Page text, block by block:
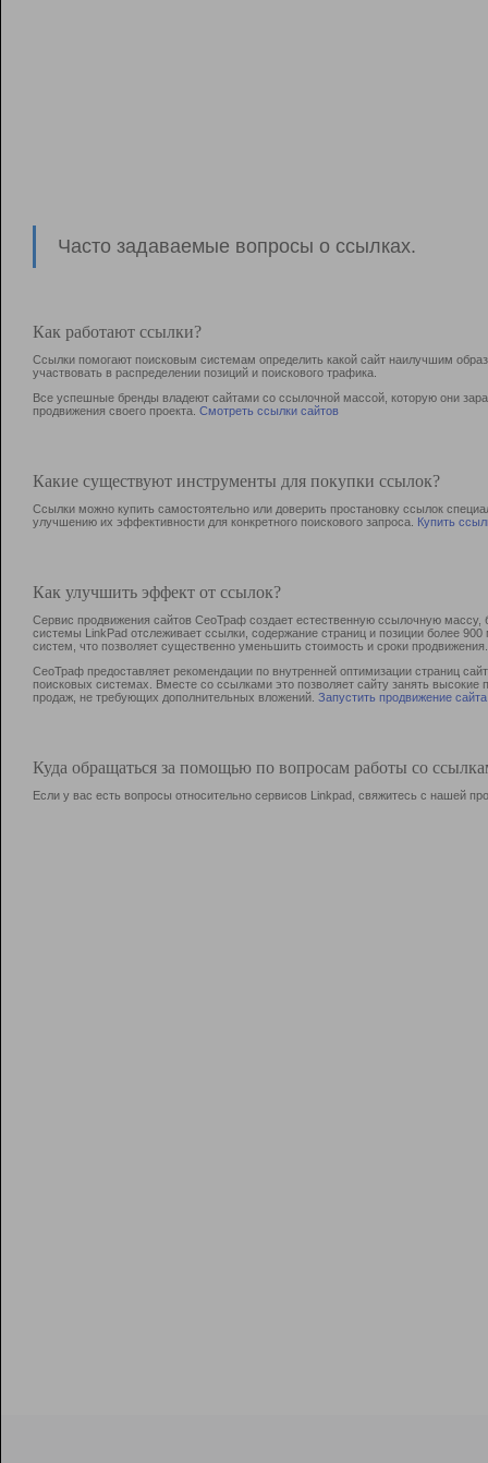
Часто задаваемые вопросы о ссылках.
Как работают ссылки?
Ссылки помогают поисковым системам определить какой сайт наилучшим
участвовать в раcпределении позиций и поискового трафика.
Все успешные бренды владеют сайтами со ссылочной массой, которую они
продвижения своего проекта. Смотреть ссылки сайтов
Какие существуют инструменты для покупки ссылок?
Ссылки можно купить самостоятельно или доверить простановку ссылок
улучшению их эффективности для конкретного поискового запроса. Купить
Как улучшить эффект от ссылок?
Сервис продвижения сайтов СеоТраф создает естественную ссылочную
системы LinkPad отслеживает ссылки, содержание страниц и позиции более
систем, что позволяет существенно уменьшить стоимость и сроки продвижения.
СеоТраф предоставляет рекомендации по внутренней оптимизации страниц
поисковых системах. Вместе со ссылками это позволяет сайту занять
продаж, не требующих дополнительных вложений. Запустить продвижение сайта
Куда обращаться за помощью по вопросам работы со
Если у вас есть вопросы относительно сервисов Linkpad, свяжитесь с нашей